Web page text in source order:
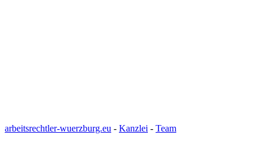
arbeitsrechtler-wuerzburg.eu - Kanzlei - Team